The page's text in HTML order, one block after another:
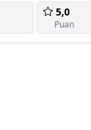
5,0
Puan